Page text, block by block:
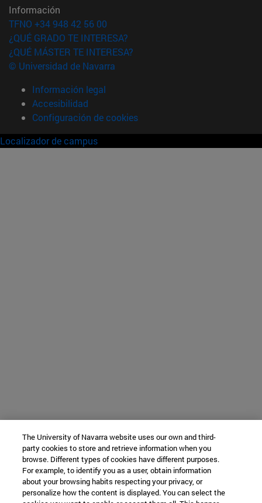
Información
TFNO +34 948 42 56 00
¿QUÉ GRADO TE INTERESA?
¿QUÉ MÁSTER TE INTERESA?
© Universidad de Navarra
Información legal
Accesibilidad
Configuración de cookies
Localizador de campus
The University of Navarra website uses our own and third-
party cookies to store and retrieve information when you
browse. Different types of cookies have different purposes.
For example, to identify you as a user, obtain information
about your browsing habits respecting your privacy, or
personalize how the content is displayed. You can select the